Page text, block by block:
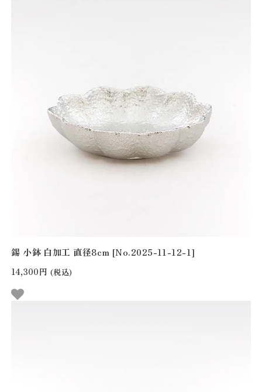
錫 小鉢 白加工 直径8cm [No.2025-11-12-1]
14,300円 (税込)